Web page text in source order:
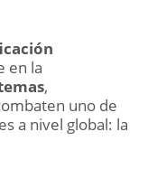
en la
,
uno de
a nivel global: la